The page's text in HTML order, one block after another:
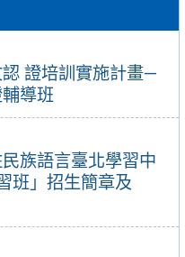
證培訓實施計畫—
導班
族語言臺北學習中
班」招生簡章及